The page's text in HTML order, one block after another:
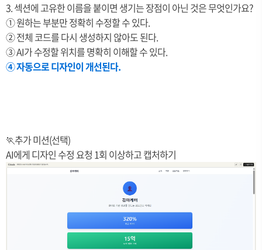
3. 섹션에 고유한 이름을 붙이면 생기는 장점이 아닌 것은 무엇인가요?
①원하는 부분만 정확히 수정할 수 있다.
②전체 코드를 다시 생성하지 않아도 된다.
③AI가 수정할 위치를 명확히 이해할 수 있다.
④ 자동으로 디자인이 개선된다.
🏃추가 미션(선택)
AI에게 디자인 수정 요청 1회 이상하고 캡처하기